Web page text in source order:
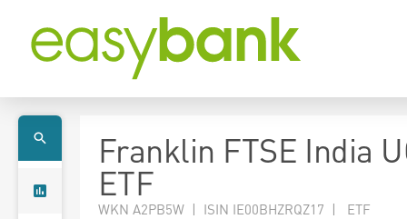
Franklin FTSE India
ETF
WKN A2PB5W | ISIN IE00BHZRQZ17 | ETF